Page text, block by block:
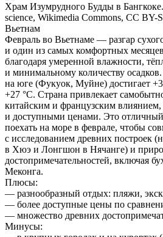
Храм Изумрудного Будды в
science, Wikimedia Commons, CC BY-
Вьетнам
Февраль во Вьетнаме — разгар
и один из самых комфортных
благодаря умеренной влажности,
и минимальному количеству
на юге (Фукуок, Муйне) достигает
+27 °C. Страна привлекает
китайским и французским
и доступными ценами. Это
поехать на море в феврале, чтобы
с исследованием древних построек
в Хюэ и Лонгшон в Нячанге) и
достопримечательностей, включая
Меконга.
Плюсы:
— разнообразный отдых: пляжи,
— более доступные цены по
— множество древних
Минусы: